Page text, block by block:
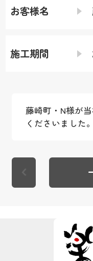
お客様名
施工期間
藤崎町・N様が
くださいました。